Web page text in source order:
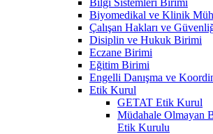
Biyomedikal ve Klinik
Çalışan Hakları ve
Disiplin ve Hukuk Birimi
Eczane Birimi
Eğitim Birimi
Engelli Danışma ve
Etik Kurul
GETAT Etik Kurul
Müdahale Olmayan
Etik Kurulu